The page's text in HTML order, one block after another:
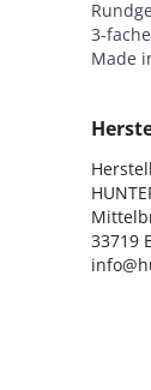
3-
Made
33719